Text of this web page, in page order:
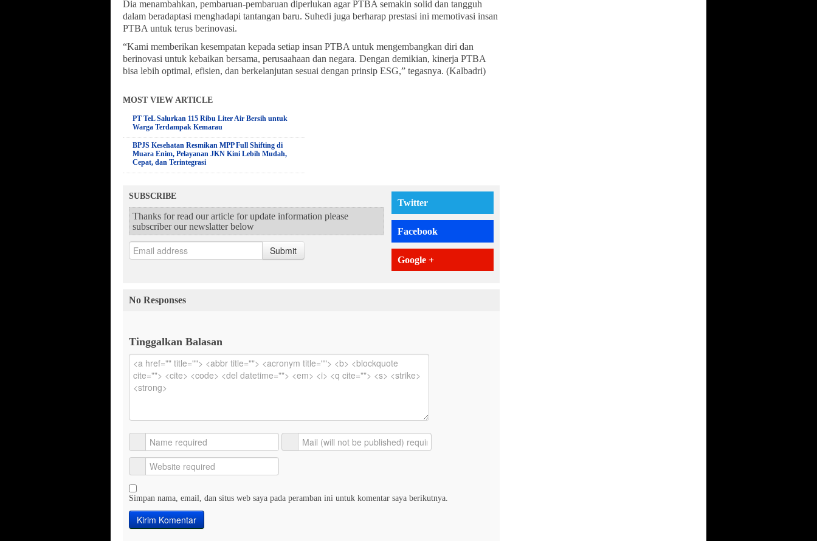
Dia menambahkan, pembaruan-pembaruan diperlukan agar PTBA semakin solid dan tangguh
dalam beradaptasi menghadapi tantangan baru. Suhedi juga berharap prestasi ini memotivasi insan
PTBA untuk terus berinovasi.
“Kami memberikan kesempatan kepada setiap insan PTBA untuk mengembangkan diri dan
berinovasi untuk kebaikan bersama, perusaahaan dan negara. Dengan demikian, kinerja PTBA
bisa lebih optimal, efisien, dan berkelanjutan sesuai dengan prinsip ESG,” tegasnya. (Kalbadri)
MOST VIEW ARTICLE
PT TeL Salurkan 115 Ribu Liter Air Bersih untuk
Warga Terdampak Kemarau
BPJS Kesehatan Resmikan MPP Full Shifting di
Muara Enim, Pelayanan JKN Kini Lebih Mudah,
Cepat, dan Terintegrasi
SUBSCRIBE
Thanks for read our article for update information please
subscriber our newslatter below
Submit
Twitter
Facebook
Google +
No Responses
Tinggalkan Balasan
Simpan nama, email, dan situs web saya pada peramban ini untuk komentar saya berikutnya.